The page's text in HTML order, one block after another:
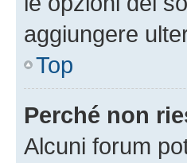
aggiungere
Top
Perché non
Alcuni forum